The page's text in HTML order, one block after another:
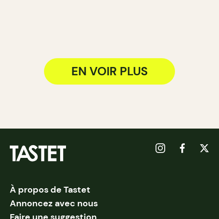
EN VOIR PLUS
À propos de Tastet
Annoncez avec nous